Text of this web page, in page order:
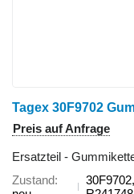
Preis auf Anfrage
Ersatzteil -
Zustand